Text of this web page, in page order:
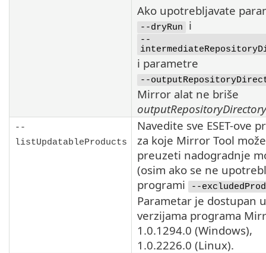
Ako upotrebljavate
--dryRun i
--
i parametre
--
Mirror alat ne briše
outputRepositoryDirectory
--
listUpdatableProducts
Navedite sve ESET-ove
za koje Mirror Tool
preuzeti nadogradnje
(osim ako se ne
programi
--
Parametar je dostupan u
verzijama programa
1.0.1294.0 (Windows),
1.0.2226.0 (Linux).